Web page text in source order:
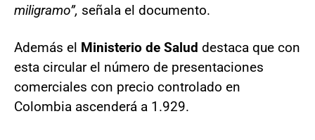
miligramo”, señala el documento.
Además el Ministerio de Salud destaca que con
esta circular el número de presentaciones
comerciales con precio controlado en
Colombia ascenderá a 1.929.